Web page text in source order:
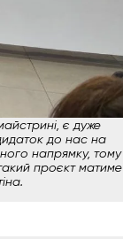
є дуже
до нас на
напрямку, тому
проєкт матиме